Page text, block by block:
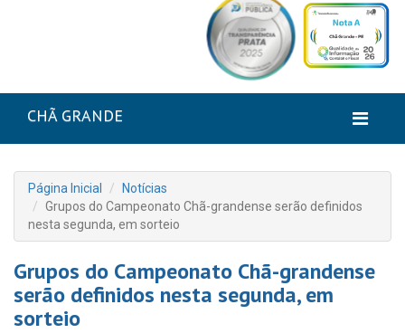
CHÃ GRANDE
Página Inicial
Notícias
Grupos do Campeonato Chã-grandense serão definidos
nesta segunda, em sorteio
Grupos do Campeonato Chã-grandense
serão definidos nesta segunda, em
sorteio